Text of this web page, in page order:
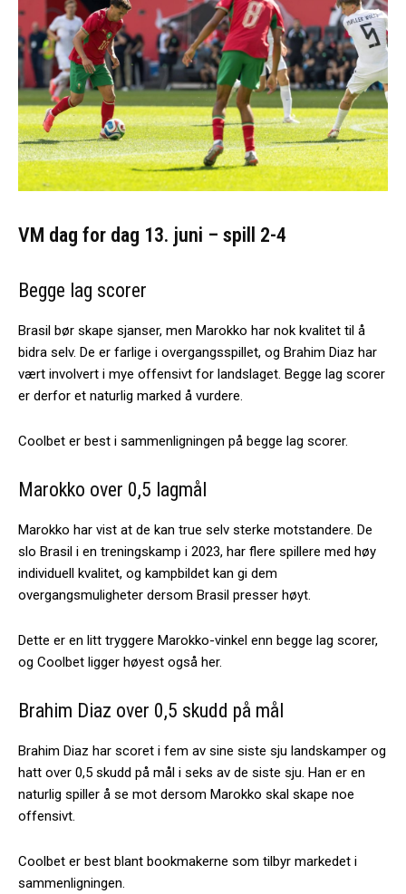
VM dag for dag 13. juni – spill 2-4
Begge lag scorer
Brasil bør skape sjanser, men Marokko har nok kvalitet til å
bidra selv. De er farlige i overgangsspillet, og Brahim Diaz har
vært involvert i mye offensivt for landslaget. Begge lag scorer
er derfor et naturlig marked å vurdere.
Coolbet er best i sammenligningen på begge lag scorer.
Marokko over 0,5 lagmål
Marokko har vist at de kan true selv sterke motstandere. De
slo Brasil i en treningskamp i 2023, har flere spillere med høy
individuell kvalitet, og kampbildet kan gi dem
overgangsmuligheter dersom Brasil presser høyt.
Dette er en litt tryggere Marokko-vinkel enn begge lag scorer,
og Coolbet ligger høyest også her.
Brahim Diaz over 0,5 skudd på mål
Brahim Diaz har scoret i fem av sine siste sju landskamper og
hatt over 0,5 skudd på mål i seks av de siste sju. Han er en
naturlig spiller å se mot dersom Marokko skal skape noe
offensivt.
Coolbet er best blant bookmakerne som tilbyr markedet i
sammenligningen.